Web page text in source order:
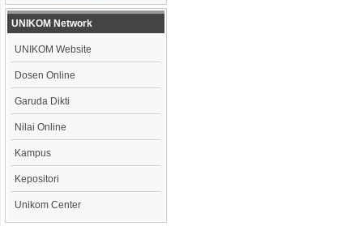
UNIKOM Network
UNIKOM Website
Dosen Online
Garuda Dikti
Nilai Online
Kampus
Kepositori
Unikom Center